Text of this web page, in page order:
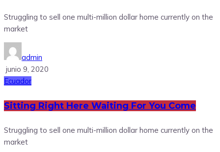
Struggling to sell one multi-million dollar home currently on the
market
admin
junio 9, 2020
Ecuador
Sitting Right Here Waiting For You Come
Struggling to sell one multi-million dollar home currently on the
market